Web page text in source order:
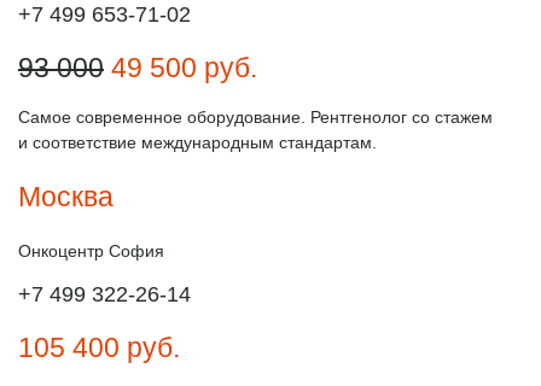
+7 499 653-71-02
93 000 49 500 руб.
Самое современное оборудование. Рентгенолог со стажем
и соответствие международным стандартам.
Москва
Онкоцентр София
+7 499 322-26-14
105 400 руб.